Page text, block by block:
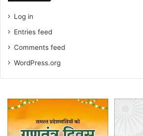
Log in
Entries feed
Comments feed
WordPress.org